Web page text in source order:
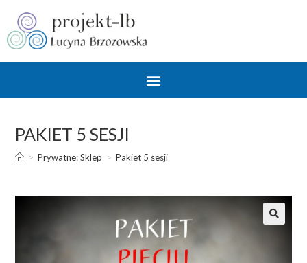
PAKIET 5 SESJI
> Prywatne: Sklep > Pakiet 5 sesji